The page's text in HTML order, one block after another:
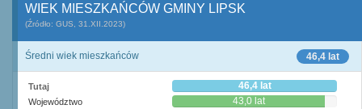
WIEK MIESZKAŃCÓW GMINY LIPSK
(Źródło: GUS, 31.XII.2023)
46,4 lat
Średni wiek mieszkańców
Tutaj 46,4 lat
Województwo 43,0 lat